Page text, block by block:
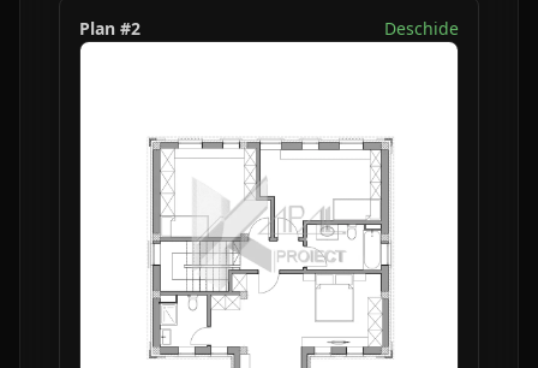
Plan #2 Deschide